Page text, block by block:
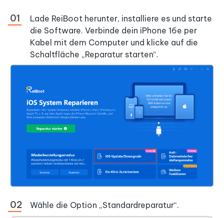
Lade ReiBoot herunter, installiere es und starte
die Software. Verbinde dein iPhone 16e per
Kabel mit dem Computer und klicke auf die
Schaltfläche „Reparatur starten“.
Wähle die Option „Standardreparatur“.